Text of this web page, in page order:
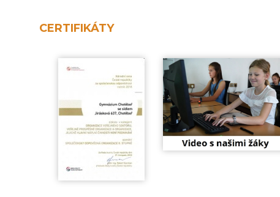
CERTIFIKÁTY